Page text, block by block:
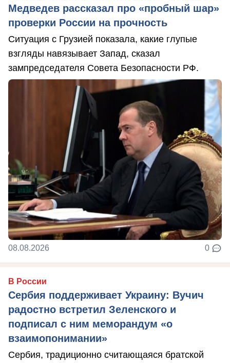
Медведев рассказал про «пробный шар»
проверки России на прочность
Ситуация с Грузией показала, какие глупые
взгляды навязывает Запад, сказал
зампредседателя Совета Безопасности РФ.
08.08.2026 0
В России
Сербия поддерживает Украину: Вучич
радостно встретил Зеленского и
подписал с ним меморандум «о
взаимопонимании»
Сербия, традиционно считающаяся братской